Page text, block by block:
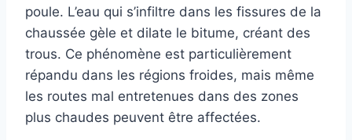
poule. L’eau qui s’infiltre dans les fissures de la
chaussée gèle et dilate le bitume, créant des
trous. Ce phénomène est particulièrement
répandu dans les régions froides, mais même
les routes mal entretenues dans des zones
plus chaudes peuvent être affectées.